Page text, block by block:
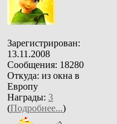
Зарегистрирован:
13.11.2008
Сообщения: 18280
Откуда: из окна в
Европу
Награды: 3
(Подробнее...)